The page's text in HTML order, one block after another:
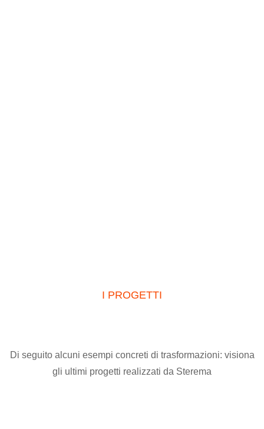
I PROGETTI
Di seguito alcuni esempi concreti di trasformazioni: visiona
gli ultimi progetti realizzati da Sterema